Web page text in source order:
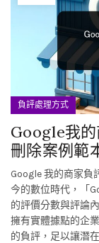
負評處理方式
Google我
刪除案例範
Google 我的商家負
今的數位時代，「
的評價分數與評論
擁有實體據點的企
的負評，足以讓潛